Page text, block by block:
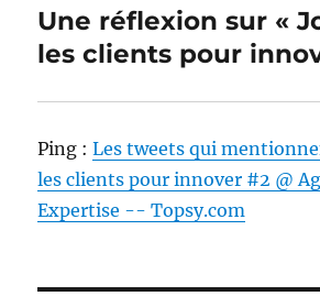
Une réflexion sur «
les clients pour
Ping :Les tweets qui
les clients pour innover #2 @
Expertise -- Topsy.com